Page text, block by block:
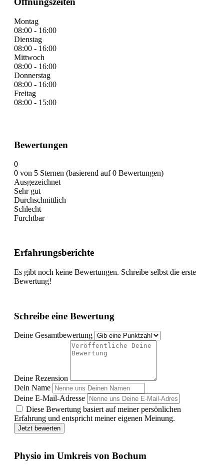
Montag
08:00 - 16:00
Dienstag
08:00 - 16:00
Mittwoch
08:00 - 16:00
Donnerstag
08:00 - 16:00
Freitag
08:00 - 15:00
Bewertungen
0
0 von 5 Sternen (basierend auf 0 Bewertungen)
Ausgezeichnet
Sehr gut
Durchschnittlich
Schlecht
Furchtbar
Erfahrungsberichte
Es gibt noch keine Bewertungen. Schreibe selbst die erste
Bewertung!
Schreibe eine Bewertung
Deine Gesamtbewertung
Deine Rezension
Dein Name
Deine E-Mail-Adresse
Diese Bewertung basiert auf meiner persönlichen
Erfahrung und entspricht meiner eigenen Meinung.
Jetzt bewerten
Physio im Umkreis von Bochum